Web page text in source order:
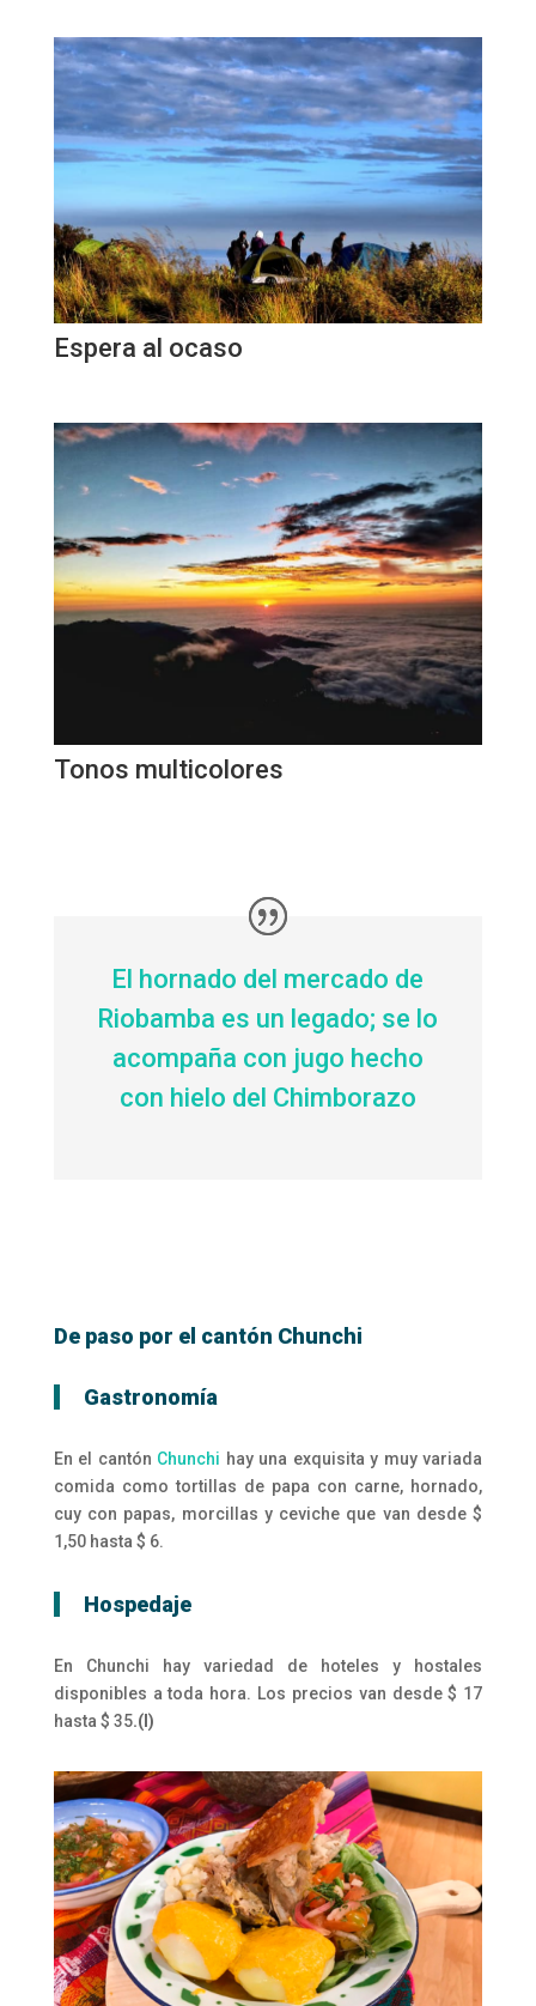
Espera al ocaso
Tonos multicolores
El hornado del mercado de
Riobamba es un legado; se lo
acompaña con jugo hecho
con hielo del Chimborazo
De paso por el cantón Chunchi
Gastronomía
En el cantón Chunchi hay una exquisita y muy variada
comida como tortillas de papa con carne, hornado,
cuy con papas, morcillas y ceviche que van desde $
1,50 hasta $ 6.
Hospedaje
En Chunchi hay variedad de hoteles y hostales
disponibles a toda hora. Los precios van desde $ 17
hasta $ 35.(I)